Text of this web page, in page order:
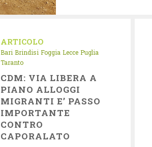
ARTICOLO
Bari Brindisi Foggia Lecce Puglia
Taranto
CDM: VIA LIBERA A
PIANO ALLOGGI
MIGRANTI E’ PASSO
IMPORTANTE
CONTRO
CAPORALATO